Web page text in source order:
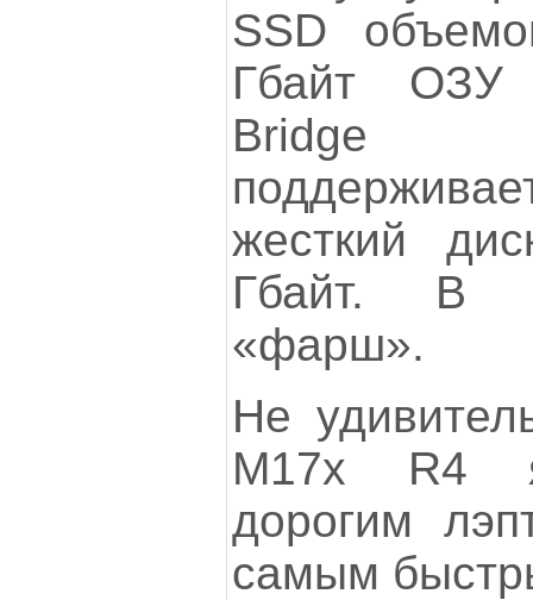
SSD
Гбайт ОЗУ
Bridge
жесткий
Гбайт. В
«фарш».
Не
М17х R4
дорогим
самым